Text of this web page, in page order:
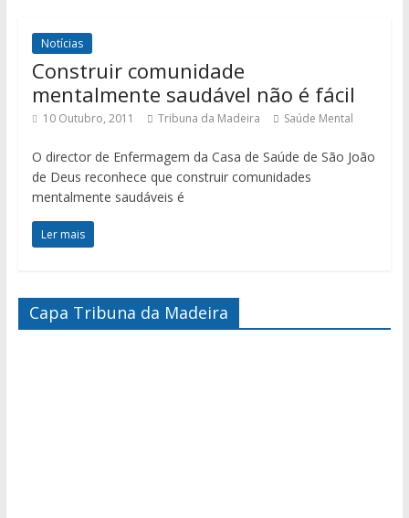
Notícias
Construir comunidade
mentalmente saudável não é fácil
10 Outubro, 2011 Tribuna da Madeira Saúde Mental
O director de Enfermagem da Casa de Saúde de São João
de Deus reconhece que construir comunidades
mentalmente saudáveis é
Ler mais
Capa Tribuna da Madeira